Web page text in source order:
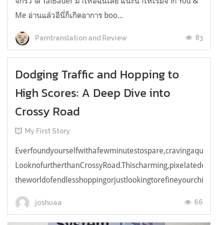
Me อ่านแล้วอีนี่ก็เกิดอาการ boo...
Parntranslation and Review 83
Dodging Traffic and Hopping to
High Scores: A Deep Dive into
Crossy Road
My First Story
joshuaa 66